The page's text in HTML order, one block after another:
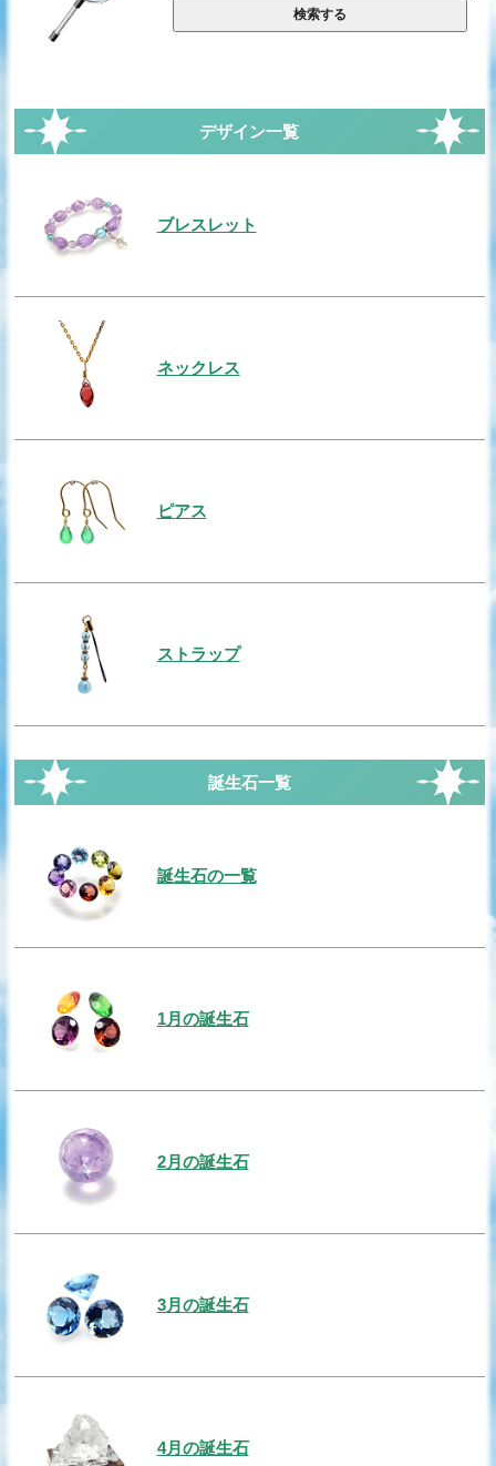
デザイン一覧
ブレスレット
ネックレス
ピアス
ストラップ
誕生石一覧
誕生石の一覧
1月の誕生石
2月の誕生石
3月の誕生石
4月の誕生石